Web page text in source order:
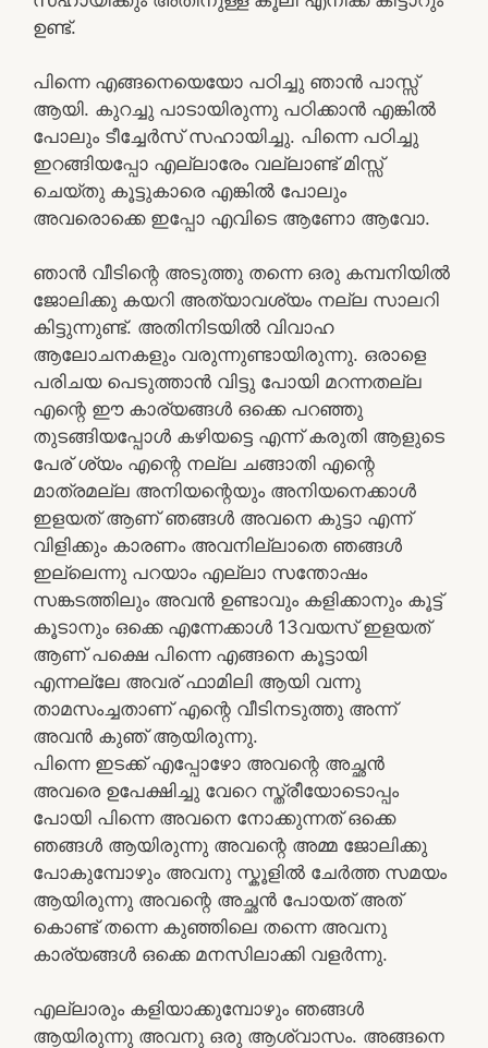
ഉണ്ട്.
പിന്നെ എങ്ങനെയെയോ പഠിച്ചു ഞാൻ പാസ്സ്
ആയി. കുറച്ചു പാടായിരുന്നു പഠിക്കാൻ എങ്കിൽ
പോലും ടീച്ചേർസ് സഹായിച്ചു. പിന്നെ പഠിച്ചു
ഇറങ്ങിയപ്പോ എല്ലാരേം വല്ലാണ്ട് മിസ്സ്‌
ചെയ്തു കൂട്ടുകാരെ എങ്കിൽ പോലും
അവരൊക്കെ ഇപ്പോ എവിടെ ആണോ ആവോ.
ഞാൻ വീടിന്റെ അടുത്തു തന്നെ ഒരു കമ്പനിയിൽ
ജോലിക്കു കയറി അത്യാവശ്യം നല്ല സാലറി
കിട്ടുന്നുണ്ട്. അതിനിടയിൽ വിവാഹ
ആലോചനകളും വരുന്നുണ്ടായിരുന്നു. ഒരാളെ
പരിചയ പെടുത്താൻ വിട്ടു പോയി മറന്നതല്ല
എന്റെ ഈ കാര്യങ്ങൾ ഒക്കെ പറഞ്ഞു
തുടങ്ങിയപ്പോൾ കഴിയട്ടെ എന്ന് കരുതി ആളുടെ
പേര് ശ്യം എന്റെ നല്ല ചങ്ങാതി എന്റെ
മാത്രമല്ല അനിയന്റെയും അനിയനെക്കാൾ
ഇളയത് ആണ് ഞങ്ങൾ അവനെ കുട്ടാ എന്ന്
വിളിക്കും കാരണം അവനില്ലാതെ ഞങ്ങൾ
ഇല്ലെന്നു പറയാം എല്ലാ സന്തോഷം
സങ്കടത്തിലും അവൻ ഉണ്ടാവും കളിക്കാനും കൂട്ട്
കൂടാനും ഒക്കെ എന്നേക്കാൾ 13വയസ് ഇളയത്
ആണ് പക്ഷെ പിന്നെ എങ്ങനെ കൂട്ടായി
എന്നല്ലേ അവര് ഫാമിലി ആയി വന്നു
താമസംച്ചതാണ് എന്റെ വീടിനടുത്തു അന്ന്
അവൻ കുഞ് ആയിരുന്നു.
പിന്നെ ഇടക്ക് എപ്പോഴോ അവന്റെ അച്ഛൻ
അവരെ ഉപേക്ഷിച്ചു വേറെ സ്ത്രീയോടൊപ്പം
പോയി പിന്നെ അവനെ നോക്കുന്നത് ഒക്കെ
ഞങ്ങൾ ആയിരുന്നു അവന്റെ അമ്മ ജോലിക്കു
പോകുമ്പോഴും അവനു സ്കൂളിൽ ചേർത്ത സമയം
ആയിരുന്നു അവന്റെ അച്ഛൻ പോയത് അത്
കൊണ്ട് തന്നെ കുഞ്ഞിലെ തന്നെ അവനു
കാര്യങ്ങൾ ഒക്കെ മനസിലാക്കി വളർന്നു.
എല്ലാരും കളിയാക്കുമ്പോഴും ഞങ്ങൾ
ആയിരുന്നു അവനു ഒരു ആശ്വാസം. അങ്ങനെ